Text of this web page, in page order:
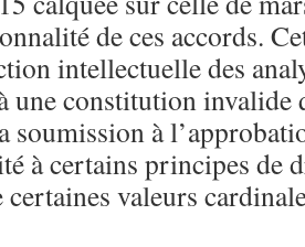
de ces accords.
intellectuelle des
une constitution invalide
soumission à
à certains principes de
certaines valeurs